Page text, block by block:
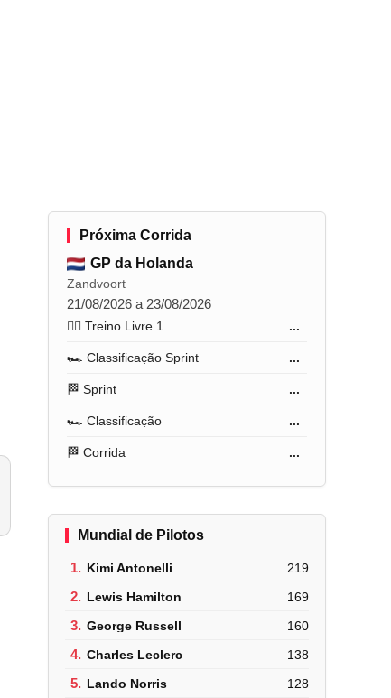
Próxima Corrida
GP da Holanda
Zandvoort
21/08/2026 a 23/08/2026
🏋️‍♂️ Treino Livre 1 ...
🏎️ Classificação Sprint ...
🏁 Sprint ...
🏎️ Classificação ...
🏁 Corrida ...
Mundial de Pilotos
1. Kimi Antonelli 219
2. Lewis Hamilton 169
3. George Russell 160
4. Charles Leclerc 138
5. Lando Norris 128